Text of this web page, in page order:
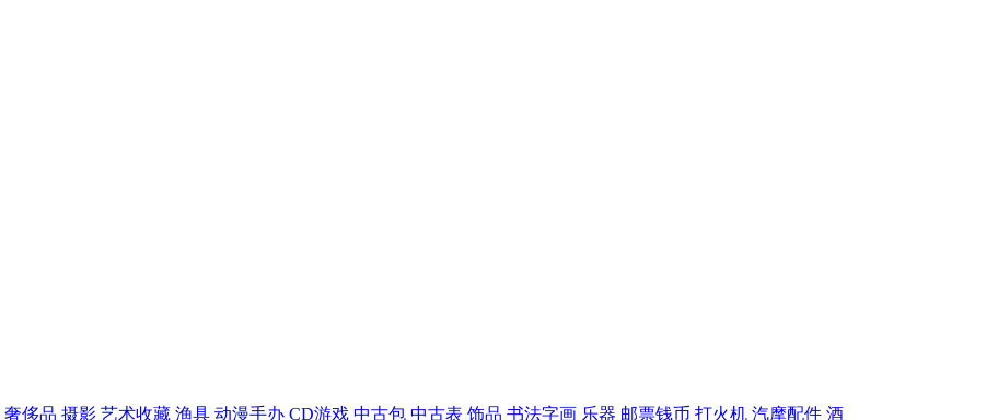
奢侈品 摄影 艺术收藏 渔具 动漫手办 CD游戏 中古包 中古表 饰品 书法字画 乐器 邮票钱币 打火机 汽摩配件 酒